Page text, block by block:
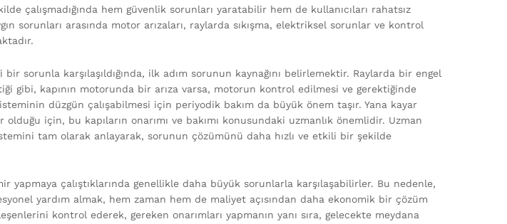
çalışmadığında hem güvenlik sorunları yaratabilir hem de kullanıcıları rahatsız
sorunları arasında motor arızaları, raylarda sıkışma, elektriksel sorunlar ve kontrol
sorunla karşılaşıldığında, ilk adım sorunun kaynağını belirlemektir. Raylarda bir engel
gibi, kapının motorunda bir arıza varsa, motorun kontrol edilmesi ve gerektiğinde
düzgün çalışabilmesi için periyodik bakım da büyük önem taşır. Yana kayar
olduğu için, bu kapıların onarımı ve bakımı konusundaki uzmanlık önemlidir. Uzman
tam olarak anlayarak, sorunun çözümünü daha hızlı ve etkili bir şekilde
yapmaya çalıştıklarında genellikle daha büyük sorunlarla karşılaşabilirler. Bu nedenle,
yardım almak, hem zaman hem de maliyet açısından daha ekonomik bir çözüm
kontrol ederek, gereken onarımları yapmanın yanı sıra, gelecekte meydana